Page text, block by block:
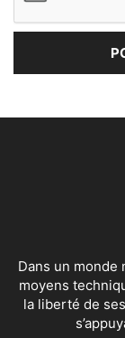
Dans un monde
moyens
la liberté de